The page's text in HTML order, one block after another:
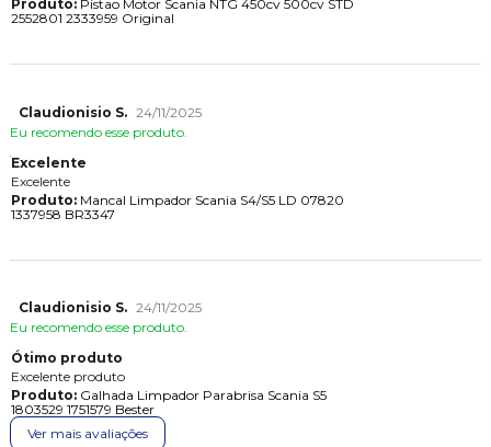
Produto:Pistao Motor Scania NTG 450cv 500cv STD
2552801 2333959 Original
Claudionisio S. 24/11/2025
Eu recomendo esse produto.
Excelente
Excelente
Produto:Mancal Limpador Scania S4/S5 LD 07820
1337958 BR3347
Claudionisio S. 24/11/2025
Eu recomendo esse produto.
Ótimo produto
Excelente produto
Produto:Galhada Limpador Parabrisa Scania S5
1803529 1751579 Bester
Ver mais avaliações